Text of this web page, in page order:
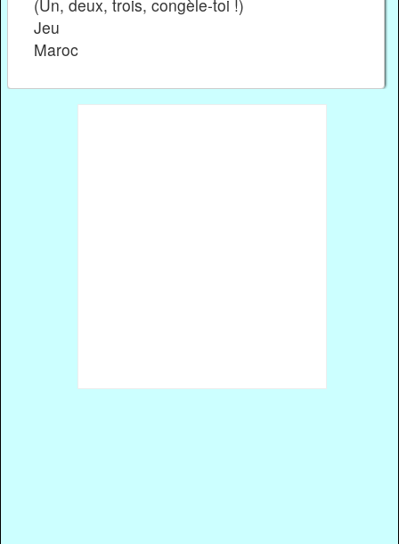
(Un, deux, trois, congèle-toi !)
Jeu
Maroc